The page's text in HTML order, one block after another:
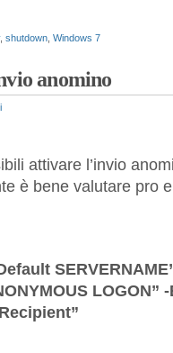
, shutdown Windows 7
anomino
attivare l’invio
è bene valutare pro
LOGON”